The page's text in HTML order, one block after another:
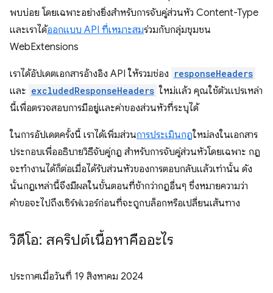
พบบ่อย โดยเฉพาะอย่างยิ่งสำหรับการจับคู่ส่วนหัว Content-Type
และเราได้ออกแบบ API ที่เหมาะสมร่วมกับกลุ่มชุมชน
WebExtensions
เราได้อัปเดตเอกสารอ้างอิง API ให้รวมช่อง responseHeaders
และ excludedResponseHeaders ใหม่แล้ว คุณใช้ตัวแปรเหล่า
นี้เพื่อตรวจสอบการมีอยู่และค่าของส่วนหัวที่ระบุได้
ในการอัปเดตครั้งนี้ เราได้เพิ่มส่วนการประเมินกฎใหม่ลงในเอกสาร
ประกอบเพื่ออธิบายวิธีจับคู่กฎ สําหรับการจับคู่ส่วนหัวโดยเฉพาะ กฎ
จะทํางานได้ก็ต่อเมื่อได้รับส่วนหัวของการตอบกลับแล้วเท่านั้น ดัง
นั้นกฎเหล่านี้จึงมีผลในขั้นตอนที่ช้ากว่ากฎอื่นๆ ซึ่งหมายความว่า
คำขอจะไปถึงเซิร์ฟเวอร์ก่อนที่จะถูกบล็อกหรือเปลี่ยนเส้นทาง
วิดีโอ: สคริปต์เนื้อหาคืออะไร
ประกาศเมื่อวันที่ 19 สิงหาคม 2024